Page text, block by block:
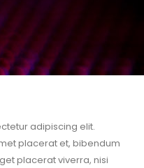
adipiscing elit.
placerat et, bibendum
placerat viverra, nisi